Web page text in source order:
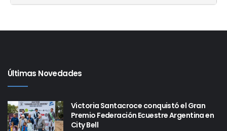
Últimas Novedades
Victoria Santacroce conquistó el Gran
Premio Federación Ecuestre Argentina en
City Bell